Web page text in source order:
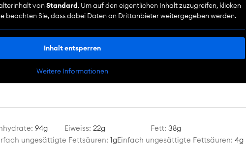
vonStandard. Um auf den eigentlichen Inhalt zuzugreifen, klicken
beachten Sie, dass dabei Daten an Drittanbieter weitergegeben werden.
Inhalt entsperren
Weitere Informationen
94g Eiweiss: 22g Fett: 38g
ungesättigte Fettsäuren: 1gEinfach ungesättigte Fettsäuren: 4g